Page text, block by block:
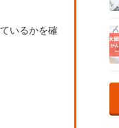
いるかを確